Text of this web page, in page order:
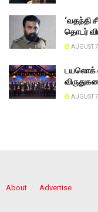
‘வதந்தி
தொடர்
AUGUST
டயலொக்
AUGUST
About Advertise